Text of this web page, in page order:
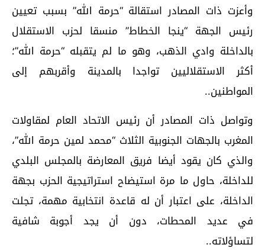
وأعزت ذات المصادر استقالة “حرمة الله” بسبب تعيين
رئيس الجهة “ينجا الخطاط” منسقا لحزب الاستقلال
بالداخلة وادي الذهب، وهو ما لم يتقبله “حرمة الله”؛
أكثر الاستقلاليين تواجدا بالمدينة وأقربهم إلى
المواطنين..
وتواصل ذات المصادر أن رئيس الاتحاد العام لمقاولات
المغرب بالجهات الجنوبية الثلاث “محمد لمين حرمة الله”،
والذي كان يقود أيضا فريق المعارضة بالمجلس البلدي
للداخلة، حاول ما مرة استيضاح استراتيجية الحزب بجهة
الداخلة، على اعتبار أن له قاعدة انتخابية مهمة، تجلت
في عديد المحطات، دون أن يجد أجوبة شافية
لتساؤلاته..